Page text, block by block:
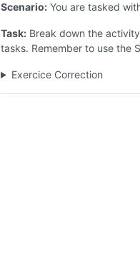
Scenario: You are tasked
Task: Break down the
tasks. Remember to use the
Exercice Correction